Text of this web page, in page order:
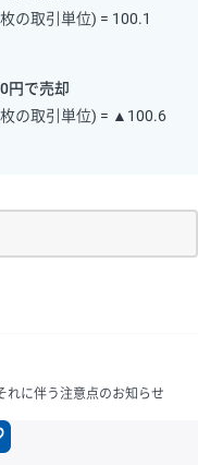
の取引単位) = 100.1
円で売却
の取引単位) = ▲100.6
れに伴う注意点のお知らせ